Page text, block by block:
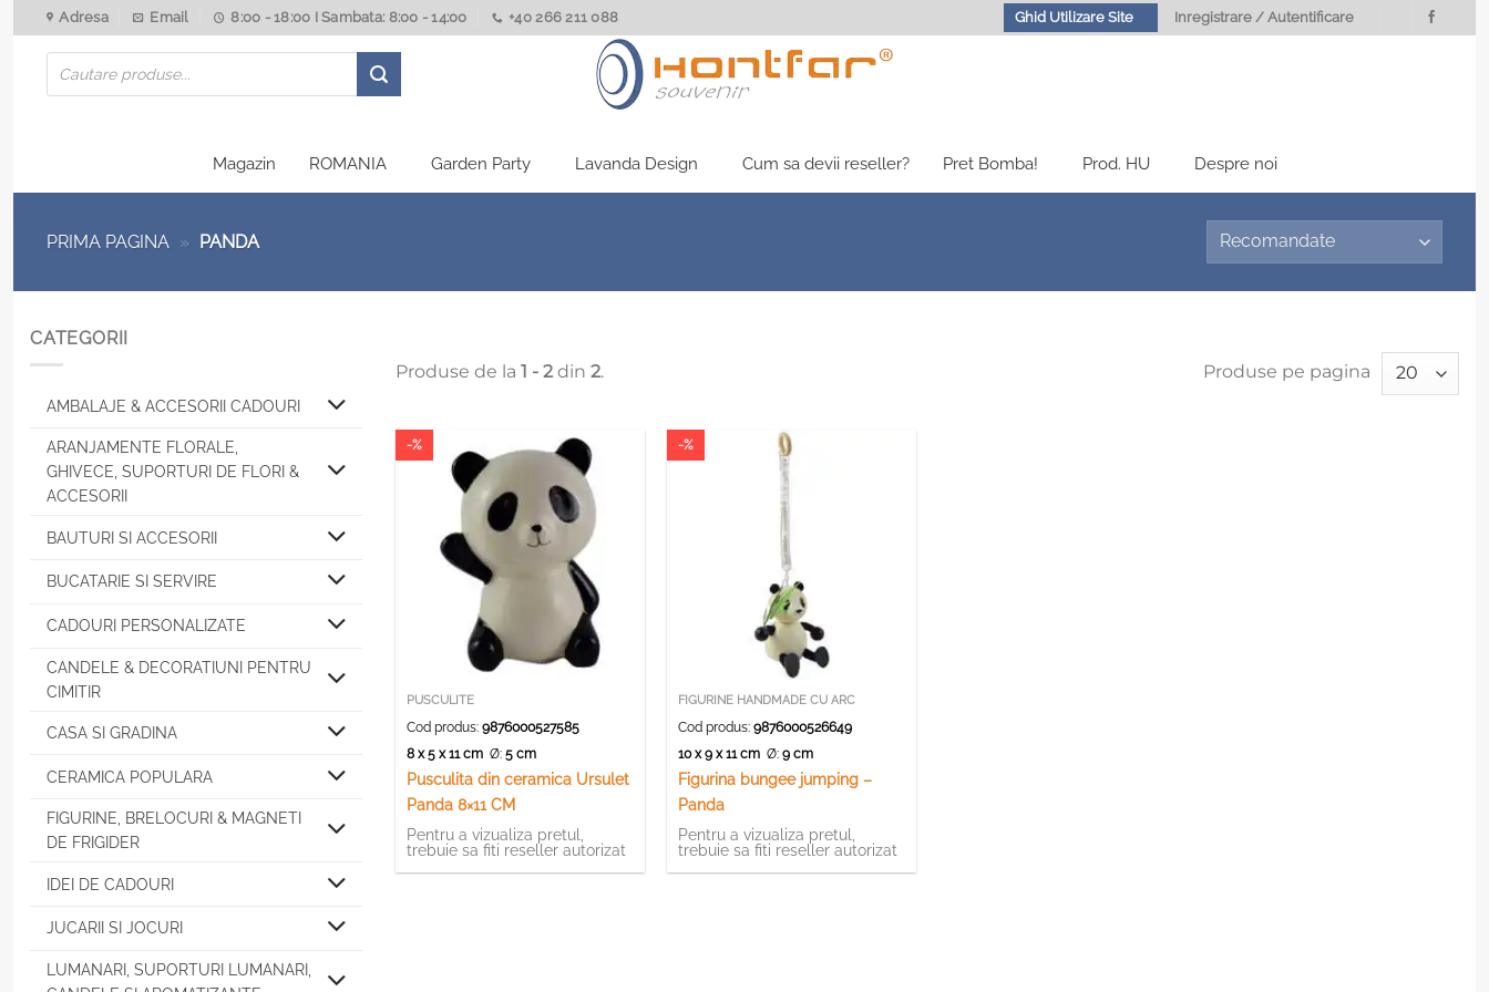
to
content
Adresa Email 8:00 - 18:00 I Sambata: 8:00 - 14:00 +40 266 211 088 Ghid Utilizare Site Inregistrare / Autentificare
Products
search
Magazin ROMANIA Garden Party Lavanda Design Cum sa devii reseller? Pret Bomba! Prod. HU Despre noi
PRIMA PAGINA » PANDA
CATEGORII
AMBALAJE & ACCESORII CADOURI
ARANJAMENTE FLORALE,
GHIVECE, SUPORTURI DE FLORI &
ACCESORII
BAUTURI SI ACCESORII
BUCATARIE SI SERVIRE
CADOURI PERSONALIZATE
CANDELE & DECORATIUNI PENTRU
CIMITIR
CASA SI GRADINA
CERAMICA POPULARA
FIGURINE, BRELOCURI & MAGNETI
DE FRIGIDER
IDEI DE CADOURI
JUCARII SI JOCURI
LUMANARI, SUPORTURI LUMANARI,
Produse de la 1 - 2 din 2. Produse pe pagina
-%
PUSCULITE
Cod produs:9876000527585
8 x 5 x 11 cm Ø:5 cm
Pusculita din ceramica Ursulet
Panda 8×11 CM
Pentru a vizualiza pretul,
trebuie sa fiti reseller autorizat
-%
FIGURINE HANDMADE CU ARC
Cod produs:9876000526649
10 x 9 x 11 cm Ø:9 cm
Figurina bungee jumping –
Panda
Pentru a vizualiza pretul,
trebuie sa fiti reseller autorizat